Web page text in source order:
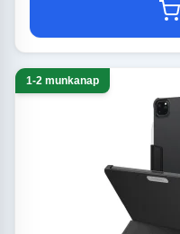
1-2 munkanap